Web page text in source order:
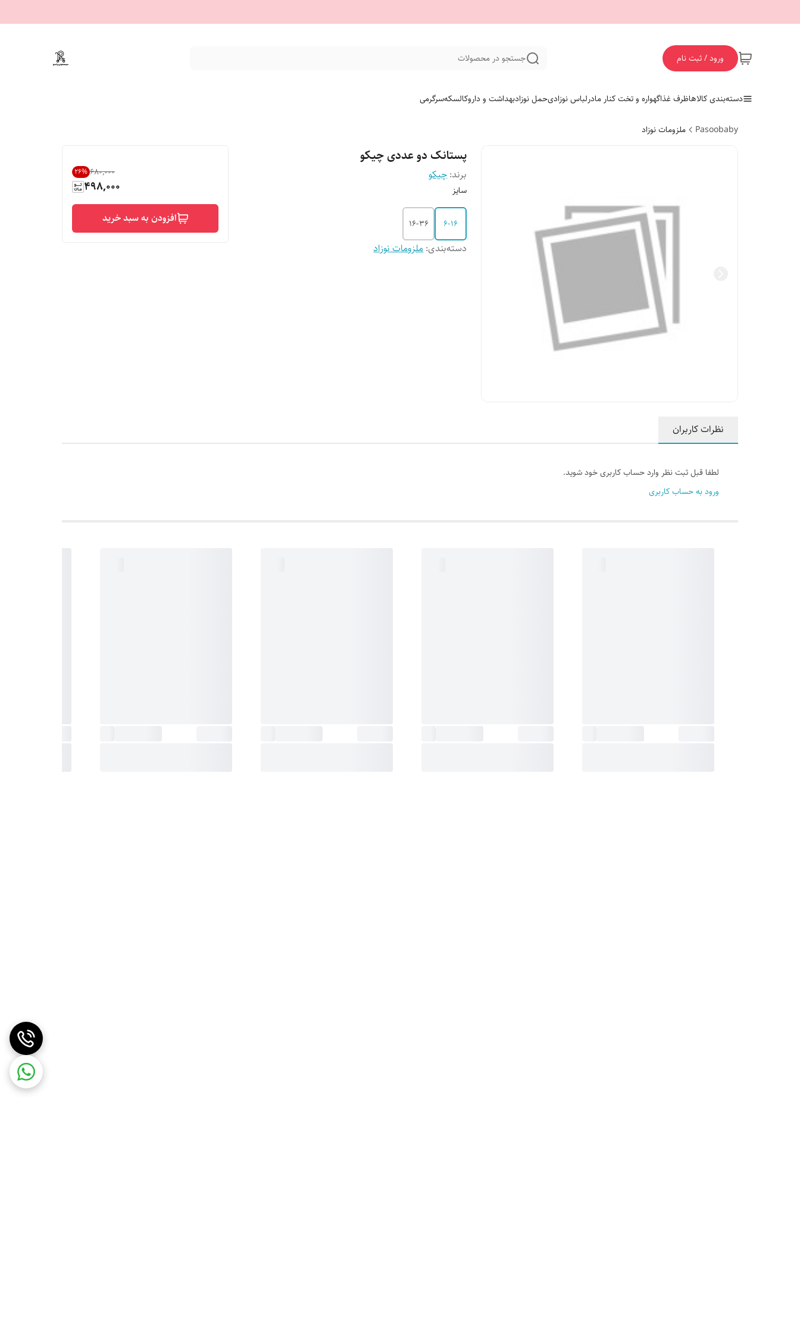
ورود / ثبت نام جستجو در محصولات
دسته‌بندی کالاهاظرف غذاگهواره و تخت کنار مادرلباس نوزادیحمل نوزادبهداشت و داروکالسکهسرگرمی
Pasoobaby ملزومات نوزاد
پستانک دو عددی چیکو
برند:چیکو
سایز
6-16
16-36
دسته‌بندی:ملزومات نوزاد
۶۸۰٬۰۰۰ 26%
498,000
افزودن به سبد خرید
نظرات کاربران
لطفا قبل ثبت نظر وارد حساب کاربری خود شوید.
ورود به حساب کاربری